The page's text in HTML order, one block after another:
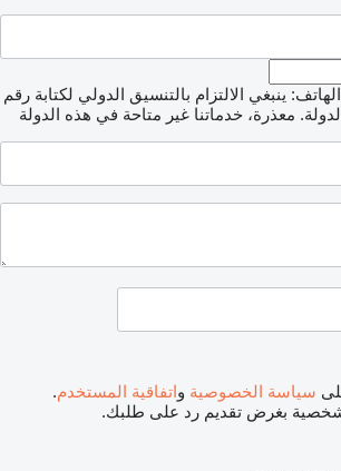
ينبغي الالتزام بالتنسيق الدولي لكتابة رقم
معذرة، خدماتنا غير متاحة في هذه الدولة
سياسة الخصوصيةواتفاقية المستخدم.
بغرض تقديم رد على طلبك.